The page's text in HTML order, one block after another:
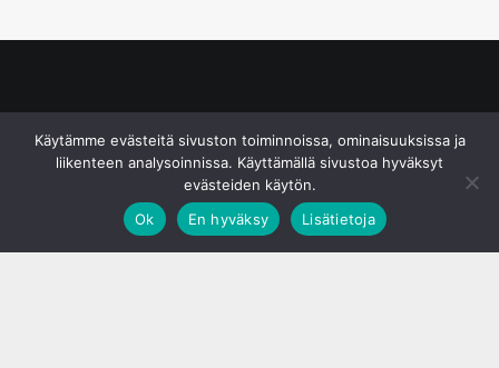
Käytämme evästeitä sivuston toiminnoissa, ominaisuuksissa ja
liikenteen analysoinnissa. Käyttämällä sivustoa hyväksyt
evästeiden käytön.
Ok
En hyväksy Lisätietoja